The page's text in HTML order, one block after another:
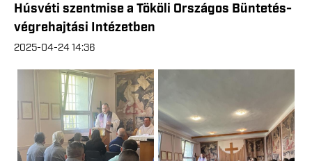
Húsvéti szentmise a Tököli Országos Büntetés-
végrehajtási Intézetben
2025-04-24 14:36